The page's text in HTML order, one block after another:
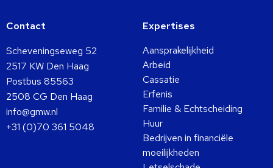
Contact
Scheveningseweg 52
2517 KW Den Haag
Postbus 85563
2508 CG Den Haag
info@gmw.nl
+31 (0)70 361 5048
Expertises
Aansprakelijkheid
Arbeid
Cassatie
Erfenis
Familie & Echtscheiding
Huur
Bedrijven in financiële
moeilijkheden